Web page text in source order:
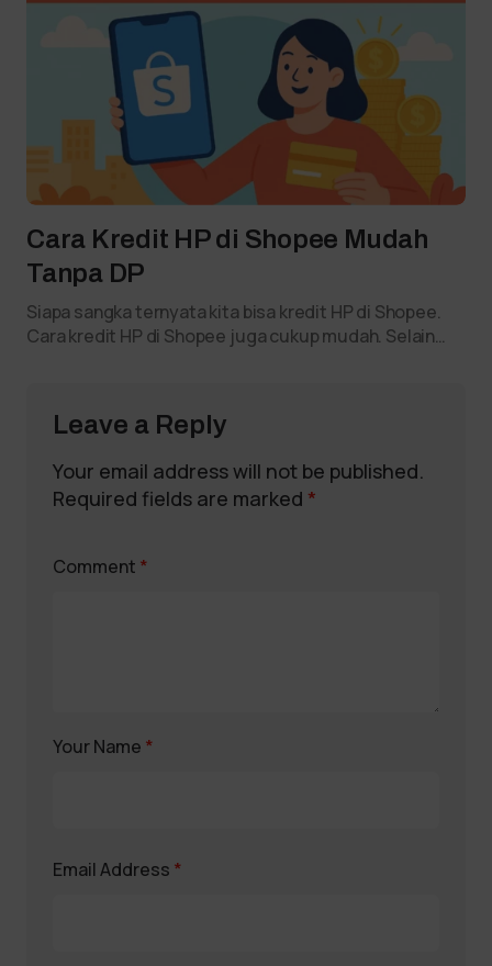
Cara Kredit HP di Shopee Mudah
Tanpa DP
Siapa sangka ternyata kita bisa kredit HP di Shopee.
Cara kredit HP di Shopee juga cukup mudah. Selain…
Leave a Reply
Your email address will not be published.
Required fields are marked *
Comment *
Your Name *
Email Address *